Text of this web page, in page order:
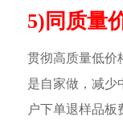
5)同质量
贯彻高质量低价
是自家做，减少
户下单退样品板